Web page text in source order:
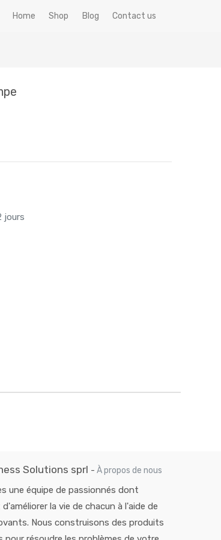
Home Shop Blog Contact us
jours
Solutions sprl - À propos de nous
une équipe de passionnés dont
la vie de chacun à l'aide de
Nous construisons des produits